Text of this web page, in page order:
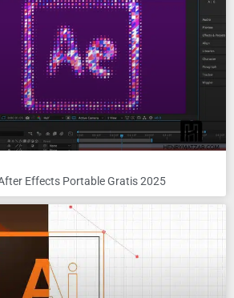
Effects Portable Gratis 2025